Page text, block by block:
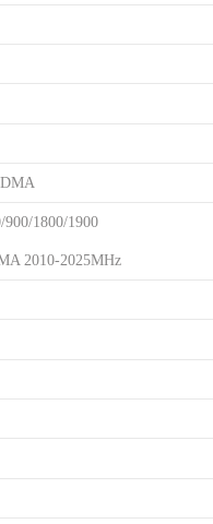
1800/1900
2010-2025MHz